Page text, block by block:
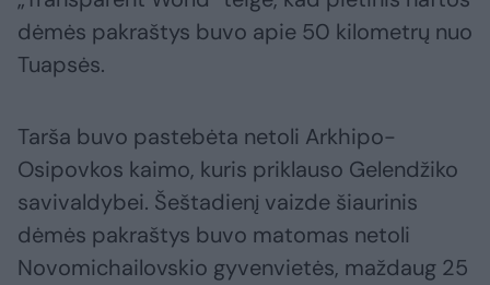
dėmės pakraštys buvo apie 50 kilometrų nuo
Tuapsės.
Tarša buvo pastebėta netoli Arkhipo-
Osipovkos kaimo, kuris priklauso Gelendžiko
savivaldybei. Šeštadienį vaizde šiaurinis
dėmės pakraštys buvo matomas netoli
Novomichailovskio gyvenvietės, maždaug 25